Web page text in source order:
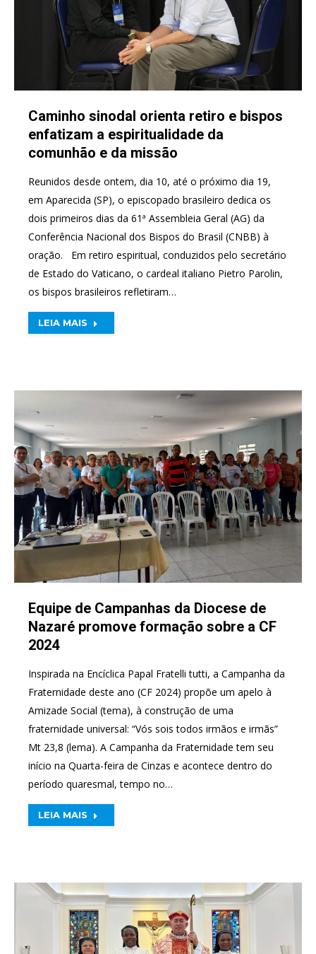
Caminho sinodal orienta retiro e bispos
enfatizam a espiritualidade da
comunhão e da missão
Reunidos desde ontem, dia 10, até o próximo dia 19,
em Aparecida (SP), o episcopado brasileiro dedica os
dois primeiros dias da 61ª Assembleia Geral (AG) da
Conferência Nacional dos Bispos do Brasil (CNBB) à
oração. Em retiro espiritual, conduzidos pelo secretário
de Estado do Vaticano, o cardeal italiano Pietro Parolin,
os bispos brasileiros refletiram…
LEIA MAIS
Equipe de Campanhas da Diocese de
Nazaré promove formação sobre a CF
2024
Inspirada na Encíclica Papal Fratelli tutti, a Campanha da
Fraternidade deste ano (CF 2024) propõe um apelo à
Amizade Social (tema), à construção de uma
fraternidade universal: “Vós sois todos irmãos e irmãs”
Mt 23,8 (lema). A Campanha da Fraternidade tem seu
início na Quarta-feira de Cinzas e acontece dentro do
período quaresmal, tempo no…
LEIA MAIS